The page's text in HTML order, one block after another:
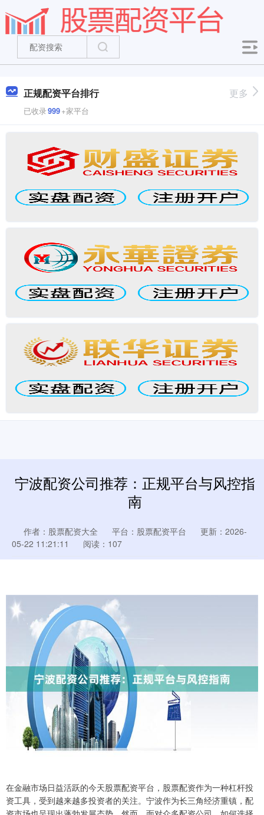
正规配资平台排行
已收录999+家平台
更多
宁波配资公司推荐：正规平台与风控指
南
作者：股票配资大全 平台：股票配资平台
更新：2026-
05-22 11:21:11
阅读：107
在金融市场日益活跃的今天股票配资平台，股票配资作为一种杠杆投
资工具，受到越来越多投资者的关注。宁波作为长三角经济重镇，配